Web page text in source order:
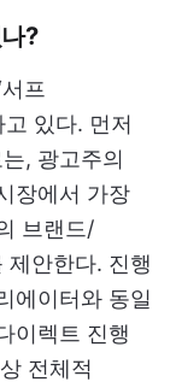
?
프
있다. 먼저
, 광고주의
장에서 가장
브랜드/
제안한다. 진행
에이터와 동일
이렉트 진행
전체적